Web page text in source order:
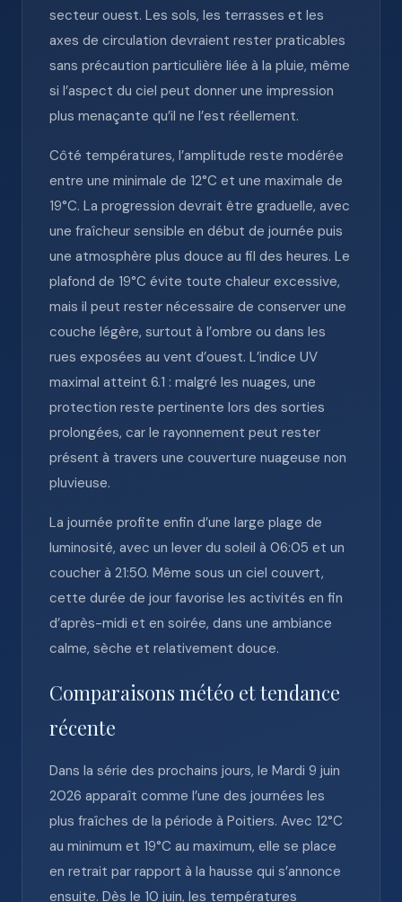
secteur ouest. Les sols, les terrasses et les
axes de circulation devraient rester praticables
sans précaution particulière liée à la pluie, même
si l’aspect du ciel peut donner une impression
plus menaçante qu’il ne l’est réellement.
Côté températures, l’amplitude reste modérée
entre une minimale de 12°C et une maximale de
19°C. La progression devrait être graduelle, avec
une fraîcheur sensible en début de journée puis
une atmosphère plus douce au fil des heures. Le
plafond de 19°C évite toute chaleur excessive,
mais il peut rester nécessaire de conserver une
couche légère, surtout à l’ombre ou dans les
rues exposées au vent d’ouest. L’indice UV
maximal atteint 6.1 : malgré les nuages, une
protection reste pertinente lors des sorties
prolongées, car le rayonnement peut rester
présent à travers une couverture nuageuse non
pluvieuse.
La journée profite enfin d’une large plage de
luminosité, avec un lever du soleil à 06:05 et un
coucher à 21:50. Même sous un ciel couvert,
cette durée de jour favorise les activités en fin
d’après-midi et en soirée, dans une ambiance
calme, sèche et relativement douce.
Comparaisons météo et tendance
récente
Dans la série des prochains jours, le Mardi 9 juin
2026 apparaît comme l’une des journées les
plus fraîches de la période à Poitiers. Avec 12°C
au minimum et 19°C au maximum, elle se place
en retrait par rapport à la hausse qui s’annonce
ensuite. Dès le 10 juin, les températures